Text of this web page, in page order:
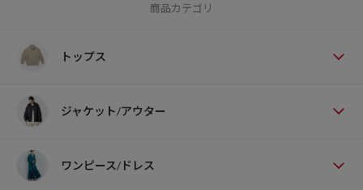
商品カテゴリ
トップス
ジャケット/アウター
ワンピース/ドレス